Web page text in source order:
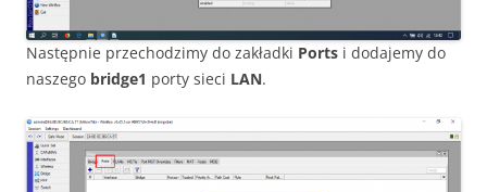
Następnie przechodzimy do zakładki Ports i dodajemy do
naszego bridge1 porty sieci LAN.